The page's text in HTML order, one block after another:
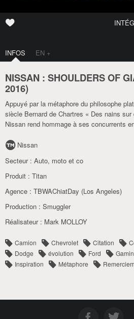
INFOS EN +
NISSAN : SHOULDERS OF
2016)
Appuyé par la métaphore du philosophe
siècle Bernard de Chartres « Des nains
Nissan rend hommage à ses concurrents
Nissan
Secteur : Auto, moto et co
Produit : Titan
Agence : TBWAChiatDay (Los Angeles)
Production : Smuggler
Réalisateur : Mark MOLLOY
Camion Chevrolet Citation
Dodge
évolution Ford Gamin
Inspiration
Métaphore